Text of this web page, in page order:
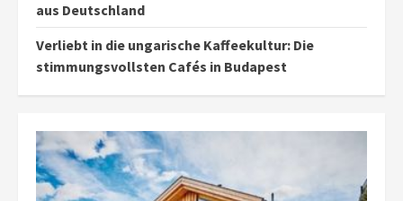
aus Deutschland
Verliebt in die ungarische Kaffeekultur: Die
stimmungsvollsten Cafés in Budapest